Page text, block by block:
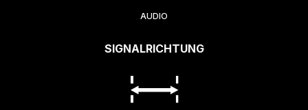
AUDIO
SIGNALRICHTUNG